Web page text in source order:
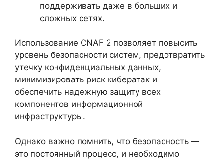
поддерживать даже в больших и
сложных сетях.
Использование CNAF 2 позволяет повысить
уровень безопасности систем, предотвратить
утечку конфиденциальных данных,
минимизировать риск кибератак и
обеспечить надежную защиту всех
компонентов информационной
инфраструктуры.
Однако важно помнить, что безопасность —
это постоянный процесс, и необходимо